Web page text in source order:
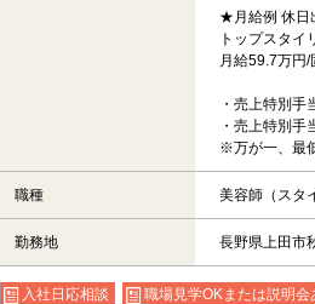
★月給例 休日
トップスタイ
月給59.7万円
・売上特別手
・売上特別手
※万が一、最
職種 美容師（スタ
勤務地 長野県上田市
入社日応相談 職場見学OKまたは説明会